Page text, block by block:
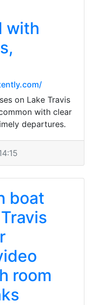
with
on Lake Travis
with clear
departures.
boat
room